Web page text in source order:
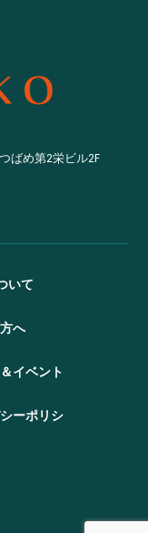
ばめ第2栄ビル2F
いて
へ
イベント
ーポリシ